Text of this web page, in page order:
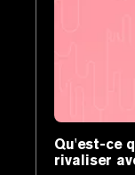
Qu'est-ce
rivaliser